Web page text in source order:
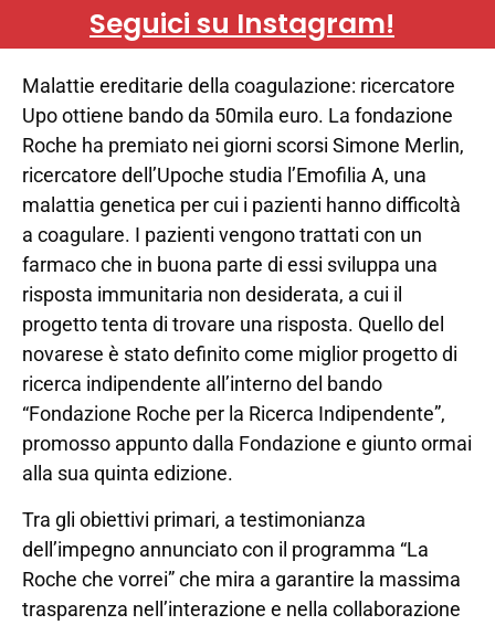
Seguici su Instagram!
Malattie ereditarie della coagulazione: ricercatore
Upo ottiene bando da 50mila euro. La fondazione
Roche ha premiato nei giorni scorsi Simone Merlin,
ricercatore dell’Upoche studia l’Emofilia A, una
malattia genetica per cui i pazienti hanno difficoltà
a coagulare. I pazienti vengono trattati con un
farmaco che in buona parte di essi sviluppa una
risposta immunitaria non desiderata, a cui il
progetto tenta di trovare una risposta. Quello del
novarese è stato definito come miglior progetto di
ricerca indipendente all’interno del bando
“Fondazione Roche per la Ricerca Indipendente”,
promosso appunto dalla Fondazione e giunto ormai
alla sua quinta edizione.
Tra gli obiettivi primari, a testimonianza
dell’impegno annunciato con il programma “La
Roche che vorrei” che mira a garantire la massima
trasparenza nell’interazione e nella collaborazione